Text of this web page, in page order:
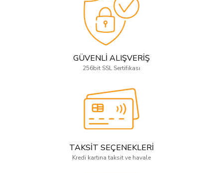
GÜVENLİ ALIŞVERİŞ
256bit SSL Sertifikası
TAKSİT SEÇENEKLERİ
Kredi kartına taksit ve havale